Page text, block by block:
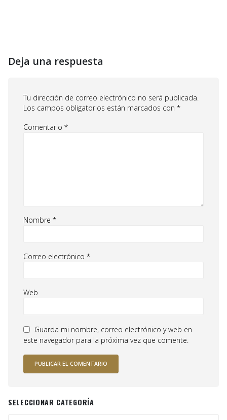
Deja una respuesta
Tu dirección de correo electrónico no será publicada.
Los campos obligatorios están marcados con *
Comentario *
Nombre *
Correo electrónico *
Web
Guarda mi nombre, correo electrónico y web en
este navegador para la próxima vez que comente.
SELECCIONAR CATEGORÍA